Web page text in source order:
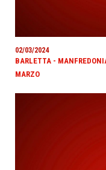
02/03/2024
BARLETTA -
MARZO